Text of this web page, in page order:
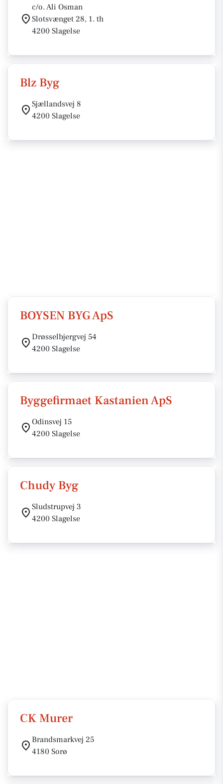
c/o. Ali Osman
Slotsvænget 28, 1. th
4200 Slagelse
Blz Byg
Sjællandsvej 8
4200 Slagelse
BOYSEN BYG ApS
Drøsselbjergvej 54
4200 Slagelse
Byggefirmaet Kastanien ApS
Odinsvej 15
4200 Slagelse
Chudy Byg
Sludstrupvej 3
4200 Slagelse
CK Murer
Brandsmarkvej 25
4180 Sorø